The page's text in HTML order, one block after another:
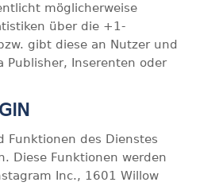
möglicherweise
über die +1-
gibt diese an Nutzer und
Publisher, Inserenten oder
Funktionen des Dienstes
Diese Funktionen werden
Inc., 1601 Willow